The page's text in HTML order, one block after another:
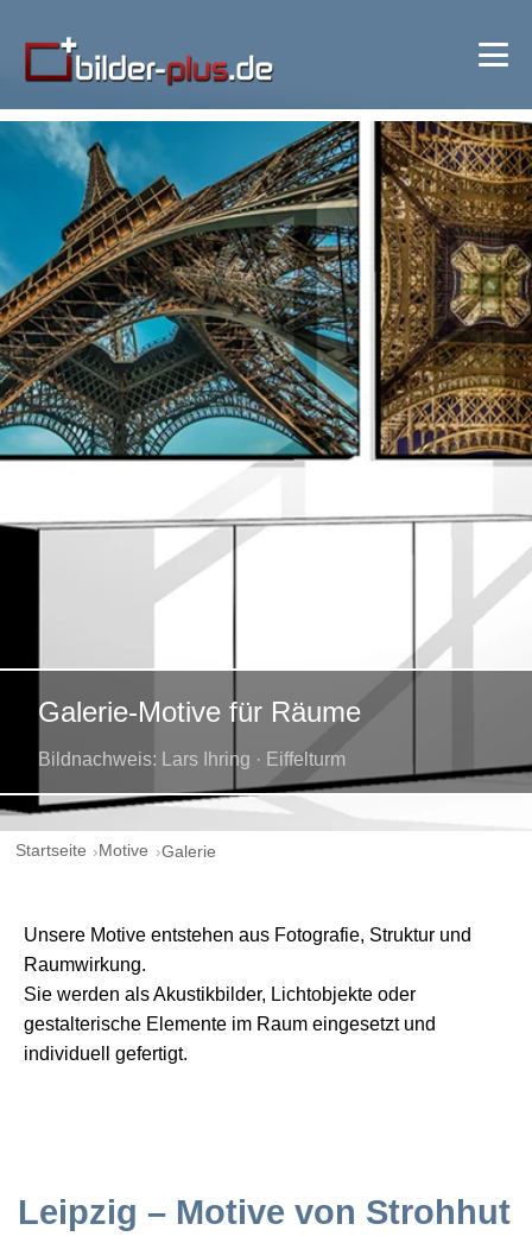
Galerie-Motive für Räume
Bildnachweis: Lars Ihring · Eiffelturm
Startseite Motive Galerie
Unsere Motive entstehen aus Fotografie, Struktur und
Raumwirkung.
Sie werden als Akustikbilder, Lichtobjekte oder
gestalterische Elemente im Raum eingesetzt und
individuell gefertigt.
Leipzig – Motive von Strohhut